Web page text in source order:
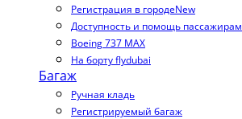
Регистрация в городеNew
Доступность и помощь пассажирам
Boeing 737 MAX
На борту flydubai
Багаж
Ручная кладь
Регистрируемый багаж